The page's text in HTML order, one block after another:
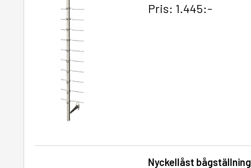
Pris: 1.445:-
Nyckellåst bågställning